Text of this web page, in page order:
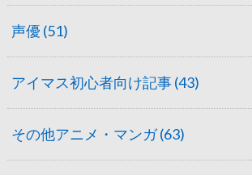
声優 (51)
アイマス初心者向け記事(43)
その他アニメ・マンガ(63)